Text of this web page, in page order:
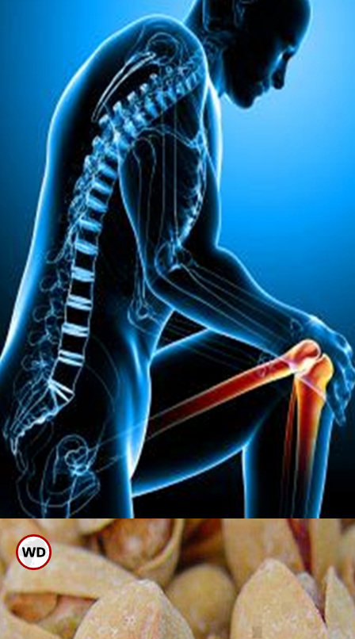
ಮ್ಯಾಗ್ನಿಶಿಯಂನಂತಹ ಅಂಶಗಳಿದ್ದು,
ಎಲುಬಿನ ಆರೋಗ್ಯ ಸಂರಕ್ಷಿಸುತ್ತದೆ.